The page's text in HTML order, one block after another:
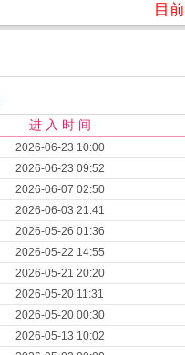
目
进 入 时 间
2026-06-23 10:00
2026-06-23 09:52
2026-06-07 02:50
2026-06-03 21:41
2026-05-26 01:36
2026-05-22 14:55
2026-05-21 20:20
2026-05-20 11:31
2026-05-20 00:30
2026-05-13 10:02